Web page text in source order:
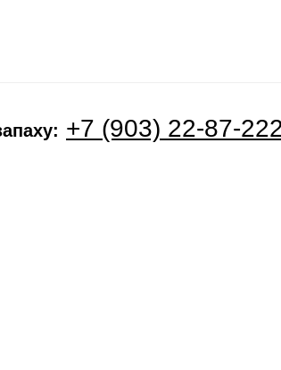
+7 (903) 22-87-